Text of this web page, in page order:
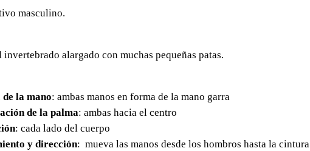
masculino.
alargado con muchas pequeñas patas.
la mano: ambas manos en forma de la mano garra
de la palma: ambas hacia el centro
: cada lado del cuerpo
y dirección: mueva las manos desde los hombros hasta la cintura